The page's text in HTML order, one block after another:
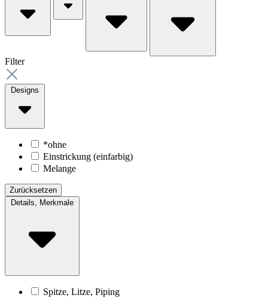
Filter
Designs
*ohne
Einstrickung (einfarbig)
Melange
Zurücksetzen
Details, Merkmale
Spitze, Litze, Piping